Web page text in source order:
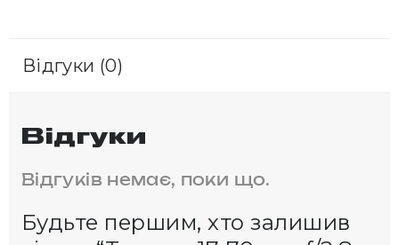
Відгуки (0)
Відгуки
Відгуків немає, поки що.
Будьте першим, хто залишив